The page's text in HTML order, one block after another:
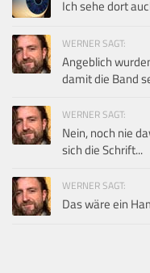
Ich sehe dort
WERNER SAGT:
Angeblich
damit die Band
WERNER SAGT:
Nein, noch nie
sich die Schrift...
WERNER SAGT:
Das wäre ein